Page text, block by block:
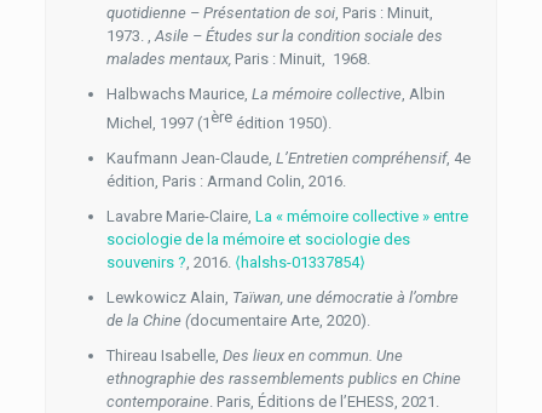
quotidienne – Présentation de soi, Paris : Minuit,
1973. ,Asile – Études sur la condition sociale des
malades mentaux,Paris : Minuit, 1968.
Halbwachs Maurice, La mémoire collective, Albin
Michel, 1997 (1 ère édition 1950).
Kaufmann Jean-Claude, L’Entretien compréhensif, 4e
édition, Paris : Armand Colin, 2016.
Lavabre Marie-Claire, La « mémoire collective » entre
sociologie de la mémoire et sociologie des
souvenirs ?, 2016. ⟨halshs-01337854⟩
Lewkowicz Alain, Taïwan, une démocratie à l’ombre
de la Chine (documentaire Arte, 2020).
Thireau Isabelle, Des lieux en commun. Une
ethnographie des rassemblements publics en Chine
contemporaine. Paris, Éditions de l’EHESS, 2021.